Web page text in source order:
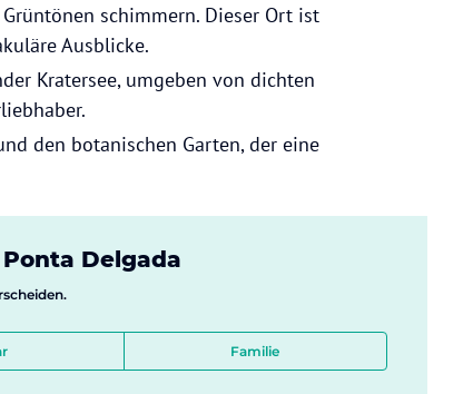
schimmern. Dieser Ort ist
Ausblicke.
Kratersee, umgeben von dichten
den botanischen Garten, der eine
Delgada
Familie